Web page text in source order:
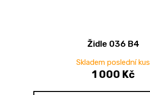
Židle 036 B4
Skladem poslední kus
1 000 Kč